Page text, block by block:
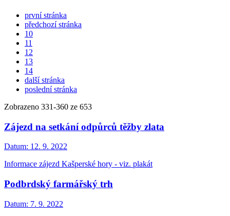
první stránka
předchozí stránka
10
11
12
13
14
další stránka
poslední stránka
Zobrazeno 331-360 ze 653
Zájezd na setkání odpůrců těžby zlata
Datum: 12. 9. 2022
Informace zájezd Kašperské hory - viz. plakát
Podbrdský farmářský trh
Datum: 7. 9. 2022